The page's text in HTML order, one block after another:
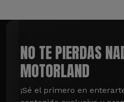
NO TE PIERDAS
MOTORLAND
¡Sé el primero en